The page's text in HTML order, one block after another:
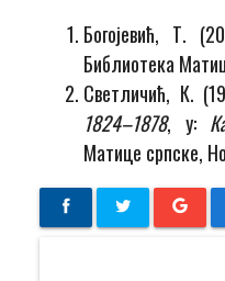
Богојевић, Т.
Библиотека
Светличић, К.
1824–1878, у:
Матице српске,